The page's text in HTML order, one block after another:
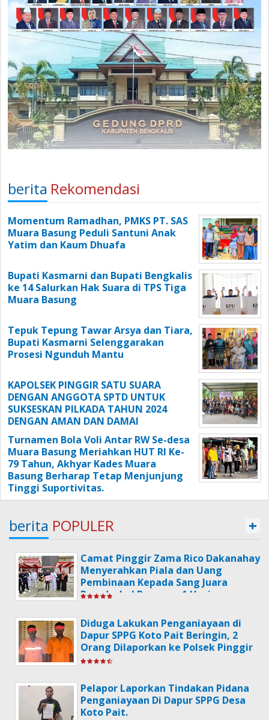
berita Rekomendasi
Momentum Ramadhan, PMKS PT. SAS
Muara Basung Peduli Santuni Anak
Yatim dan Kaum Dhuafa
Bupati Kasmarni dan Bupati Bengkalis
ke 14 Salurkan Hak Suara di TPS Tiga
Muara Basung
Tepuk Tepung Tawar Arsya dan Tiara,
Bupati Kasmarni Selenggarakan
Prosesi Ngunduh Mantu
KAPOLSEK PINGGIR SATU SUARA
DENGAN ANGGOTA SPTD UNTUK
SUKSESKAN PILKADA TAHUN 2024
DENGAN AMAN DAN DAMAI
Turnamen Bola Voli Antar RW Se-desa
Muara Basung Meriahkan HUT RI Ke-
79 Tahun, Akhyar Kades Muara
Basung Berharap Tetap Menjunjung
Tinggi Suportivitas.
berita POPULER +
Camat Pinggir Zama Rico Dakanahay
Menyerahkan Piala dan Uang
Pembinaan Kepada Sang Juara
Poradeskel Bermasa 1 Usai
Kemerdekaan RI Ke-79.
Diduga Lakukan Penganiayaan di
Dapur SPPG Koto Pait Beringin, 2
Orang Dilaporkan ke Polsek Pinggir
Pelapor Laporkan Tindakan Pidana
Penganiayaan Di Dapur SPPG Desa
Koto Pait.